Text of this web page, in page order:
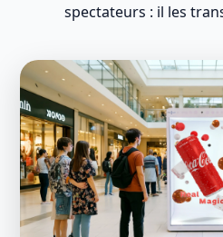
spectateurs : il les